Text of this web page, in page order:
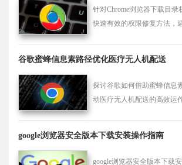
针对Chrome浏览器下载目
快速有效的权限修复方法，
谷歌蜜蜂信息素路径优化医疗无人机配送
探讨谷歌如何借助蜜蜂信息
动医疗无人机配送的高效运
google浏览器安全版本下载安装操作指南
google浏览器安全版本下载